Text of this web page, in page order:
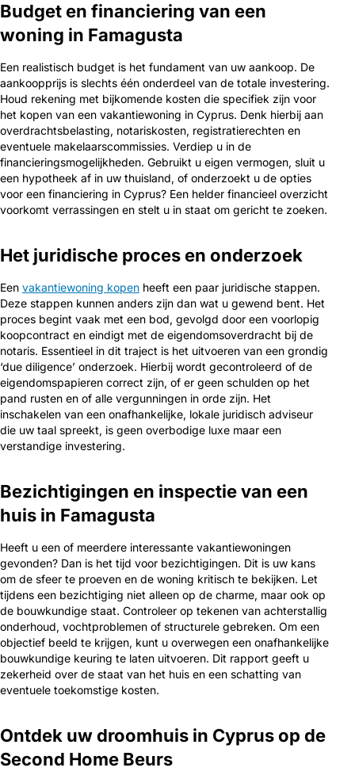
Budget en financiering van een
woning in Famagusta
Een realistisch budget is het fundament van uw aankoop. De
aankoopprijs is slechts één onderdeel van de totale investering.
Houd rekening met bijkomende kosten die specifiek zijn voor
het kopen van een vakantiewoning in Cyprus. Denk hierbij aan
overdrachtsbelasting, notariskosten, registratierechten en
eventuele makelaarscommissies. Verdiep u in de
financieringsmogelijkheden. Gebruikt u eigen vermogen, sluit u
een hypotheek af in uw thuisland, of onderzoekt u de opties
voor een financiering in Cyprus? Een helder financieel overzicht
voorkomt verrassingen en stelt u in staat om gericht te zoeken.
Het juridische proces en onderzoek
Een vakantiewoning kopen heeft een paar juridische stappen.
Deze stappen kunnen anders zijn dan wat u gewend bent. Het
proces begint vaak met een bod, gevolgd door een voorlopig
koopcontract en eindigt met de eigendomsoverdracht bij de
notaris. Essentieel in dit traject is het uitvoeren van een grondig
‘due diligence’ onderzoek. Hierbij wordt gecontroleerd of de
eigendomspapieren correct zijn, of er geen schulden op het
pand rusten en of alle vergunningen in orde zijn. Het
inschakelen van een onafhankelijke, lokale juridisch adviseur
die uw taal spreekt, is geen overbodige luxe maar een
verstandige investering.
Bezichtigingen en inspectie van een
huis in Famagusta
Heeft u een of meerdere interessante vakantiewoningen
gevonden? Dan is het tijd voor bezichtigingen. Dit is uw kans
om de sfeer te proeven en de woning kritisch te bekijken. Let
tijdens een bezichtiging niet alleen op de charme, maar ook op
de bouwkundige staat. Controleer op tekenen van achterstallig
onderhoud, vochtproblemen of structurele gebreken. Om een
objectief beeld te krijgen, kunt u overwegen een onafhankelijke
bouwkundige keuring te laten uitvoeren. Dit rapport geeft u
zekerheid over de staat van het huis en een schatting van
eventuele toekomstige kosten.
Ontdek uw droomhuis in Cyprus op de
Second Home Beurs